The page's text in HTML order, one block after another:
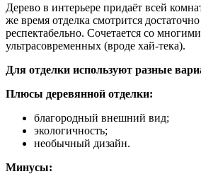
Дерево в интерьере придаёт всей
же время отделка смотрится
респектабельно. Сочетается со
ультрасовременных (вроде хай-тека).
Для отделки используют разные
Плюсы деревянной отделки:
благородный внешний вид;
экологичность;
необычный дизайн.
Минусы: